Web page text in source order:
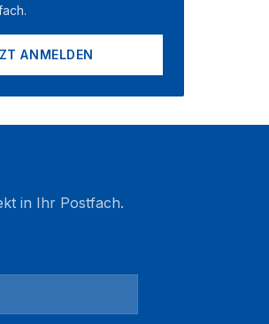
ANMELDEN
in Ihr Postfach.